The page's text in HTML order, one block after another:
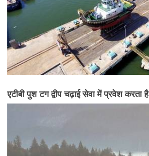
एटीबी पुश टग द्वीप चढ़ाई सेवा में प्रवेश करता है